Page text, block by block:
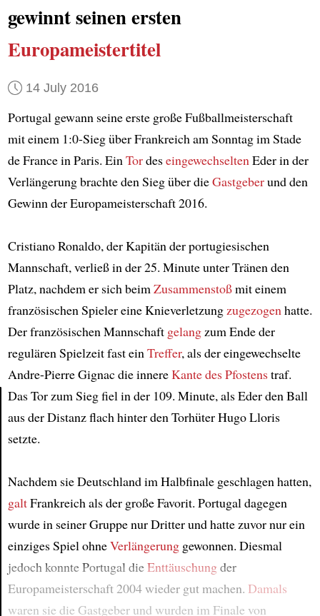
gewinnt seinen ersten
Europameistertitel
14 July 2016
Portugal gewann seine erste große Fußballmeisterschaft
mit einem 1:0-Sieg über Frankreich am Sonntag im Stade
de France in Paris. EinTordeseingewechseltenEder in der
Verlängerung brachte den Sieg über dieGastgeberund den
Gewinn der Europameisterschaft 2016.
Cristiano Ronaldo, der Kapitän der portugiesischen
Mannschaft, verließ in der 25. Minute unter Tränen den
Platz, nachdem er sich beimZusammenstoßmit einem
französischen Spieler eine Knieverletzungzugezogenhatte.
Der französischen Mannschaft gelangzum Ende der
regulären Spielzeit fast einTreffer, als der eingewechselte
Andre-Pierre Gignac die innereKantedes Pfostenstraf.
Das Tor zum Sieg fiel in der 109. Minute, als Eder den Ball
aus der Distanz flach hinter den Torhüter Hugo Lloris
setzte.
Nachdem sie Deutschland im Halbfinale geschlagen hatten,
galtFrankreich als der große Favorit. Portugal dagegen
wurde in seiner Gruppe nur Dritter und hatte zuvor nur ein
einziges Spiel ohneVerlängerunggewonnen. Diesmal
jedoch konnte Portugal dieEnttäuschungder
Europameisterschaft 2004 wieder gut machen. Damals
waren sie die Gastgeber und wurden im Finale von